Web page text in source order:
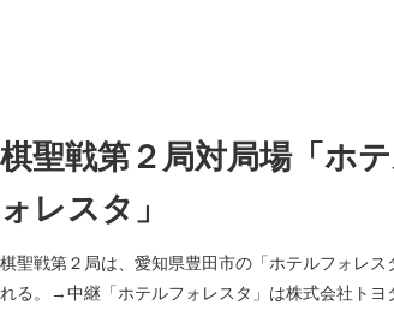
棋聖戦第２局対局場「ホ
ォレスタ」
棋聖戦第２局は、愛知県豊田市の「ホテルフォレス
れる。→中継「ホテルフォレスタ」は株式会社トヨ